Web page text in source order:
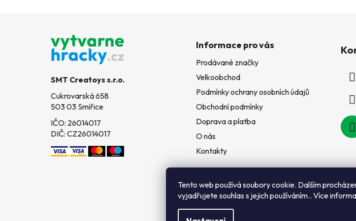
Tento web používá soubory cookie. Dalším
vyjadřujete souhlas s jejich používáním.. Více
SMT Creatoys s.r.o.
Cukrovarská 658
503 03 Smiřice
IČO: 26014017
DIČ: CZ26014017
Informace pro vás
Prodávané značky
Velkoobchod
Podmínky ochrany osobních údajů
Obchodní podmínky
Doprava a platba
O nás
Kontakty